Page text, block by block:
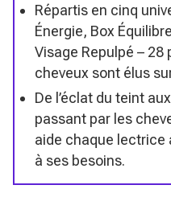
Répartis en cinq
Énergie, Box
Visage Repulpé –
cheveux sont élus
De l’éclat du teint
passant par les
aide chaque lectrice
à ses besoins.